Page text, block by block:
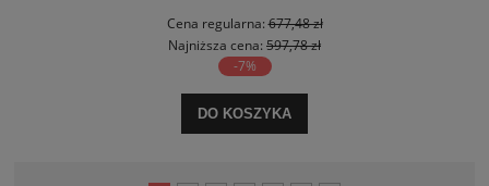
Cena regularna:677,48 zł
Najniższa cena: 597,78 zł
-7%
DO KOSZYKA